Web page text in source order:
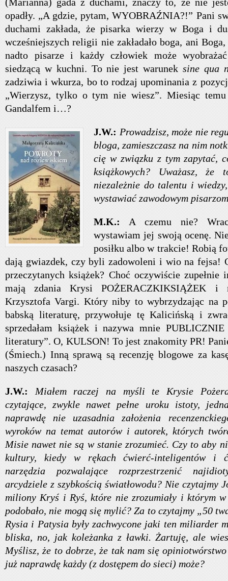
opadły. „A gdzie, pytam, WYOBRAŹNIA?!” Pani
duchami zakłada, że pisarka wierzy w Boga i
wcześniejszych religii nie zakładało boga, ani
nadto pisarze i każdy człowiek może
siedzącą w kuchni. To nie jest warunek sine qua
zadziwia i wkurza, bo to rodzaj upominania z
„Wierzysz, tylko o tym nie wiesz”. Miesiąc
Gandalfem i…?
J.W.: Prowadzisz, może nie
bloga, zamieszczasz na nim
cię w związku z tym zapytać,
książkowych? Uważasz, że
niezależnie do talentu i
wystawiać zawodowym
M.K.: A czemu nie?
wystawiam jej swoją ocenę.
posiłku albo w trakcie! Robią
dają gwiazdek, czy byli zadowoleni i wio na fejsa!
przeczytanych książek? Choć oczywiście zupełnie
mają zdania Krysi POŻERACZKIKSIĄŻEK i
Krzysztofa Vargi. Który niby to wybrzydzając na
babską literaturę, przywołuje tę Kalicińską i
sprzedałam książek i nazywa mnie
literatury”. O, KULSON! To jest znakomity PR!
(Śmiech.) Inną sprawą są recenzję blogowe za
naszych czasach?
J.W.:
Miałem raczej na myśli te Krysie
czytające, zwykle nawet pełne uroku istoty,
naprawdę nie uzasadnia założenia
wyroków na temat autorów i autorek, których
Misie nawet nie są w stanie zrozumieć. Czy to aby
kultury, kiedy w rękach ćwierć-inteligentów i
narzędzia pozwalające rozprzestrzenić
arcydziele z szybkością światłowodu? Nie czytajmy
miliony Kryś i Ryś, które nie zrozumiały i którym
podobało, nie mogą się mylić? Za to czytajmy „50
Rysia i Patysia były zachwycone jaki ten miliarder
bliska, no, jak koleżanka z ławki. Żartuję, ale
Myślisz, że to dobrze, że tak nam się opiniotwórstwo
już naprawdę każdy (z dostępem do sieci) może?